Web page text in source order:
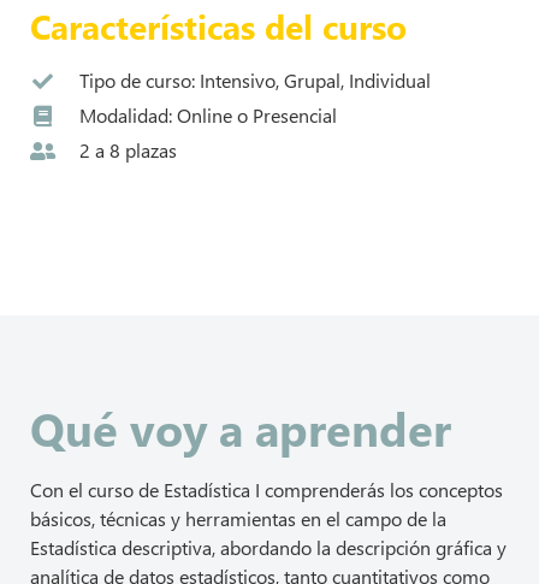
Características del curso
Tipo de curso: Intensivo, Grupal, Individual
Modalidad: Online o Presencial
2 a 8 plazas
Qué voy a aprender
Con el curso de Estadística I comprenderás los conceptos
básicos, técnicas y herramientas en el campo de la
Estadística descriptiva, abordando la descripción gráfica y
analítica de datos estadísticos, tanto cuantitativos como